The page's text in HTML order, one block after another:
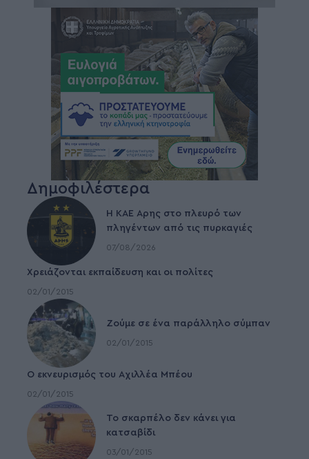
Δημοφιλέστερα
Η ΚΑΕ Άρης στο πλευρό των
πληγέντων από τις πυρκαγιές
07/08/2026
Χρειάζονται εκπαίδευση και οι πολίτες
02/01/2015
Ζούμε σε ένα παράλληλο σύμπαν
02/01/2015
Ο εκνευρισμός του Αχιλλέα Μπέου
02/01/2015
To σκαρπέλο δεν κάνει για
κατσαβίδι
03/01/2015